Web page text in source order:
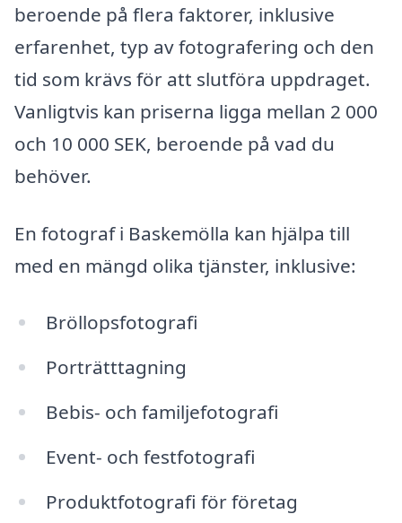
beroende på flera faktorer, inklusive
erfarenhet, typ av fotografering och den
tid som krävs för att slutföra uppdraget.
Vanligtvis kan priserna ligga mellan 2 000
och 10 000 SEK, beroende på vad du
behöver.
En fotograf i Baskemölla kan hjälpa till
med en mängd olika tjänster, inklusive:
Bröllopsfotografi
Porträtttagning
Bebis- och familjefotografi
Event- och festfotografi
Produktfotografi för företag